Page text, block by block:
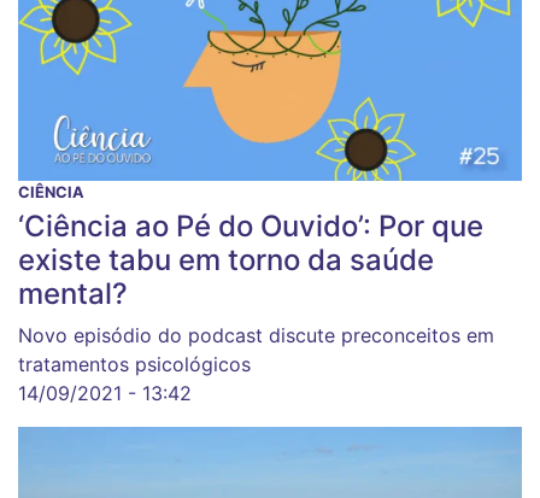
CIÊNCIA
‘Ciência ao Pé do Ouvido’: Por que
existe tabu em torno da saúde
mental?
Novo episódio do podcast discute preconceitos em
tratamentos psicológicos
14/09/2021 - 13:42